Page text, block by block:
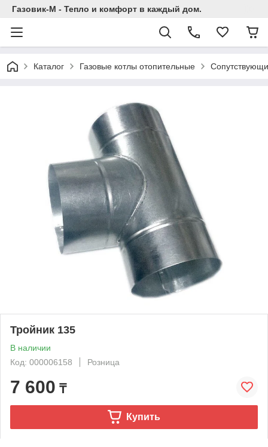
Газовик-М - Тепло и комфорт в каждый дом.
Каталог Газовые котлы отопительные
Тройник 135
В наличии
Код: 000006158
Розница
7 600 ₸
Купить